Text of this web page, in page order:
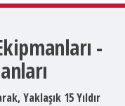
-
Yaklaşık 15 Yıldır